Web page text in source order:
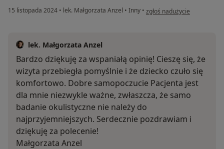
15 listopada 2024 • lek. Małgorzata Anzel • Inny • w opinii użytkownika
zgłoś nadużycie
lek. Małgorzata Anzel
Bardzo dziękuję za wspaniałą opinię! Cieszę się, że
wizyta przebiegła pomyślnie i że dziecko czuło się
komfortowo. Dobre samopoczucie Pacjenta jest
dla mnie niezwykle ważne, zwłaszcza, że samo
badanie okulistyczne nie należy do
najprzyjemniejszych. Serdecznie pozdrawiam i
dziękuję za polecenie!
Małgorzata Anzel